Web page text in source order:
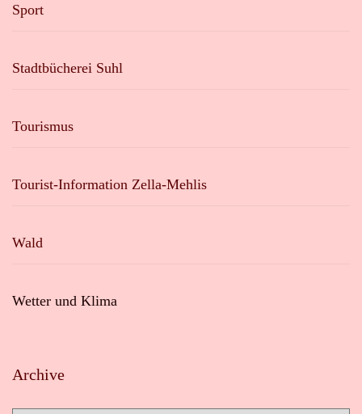
Sport
Stadtbücherei Suhl
Tourismus
Tourist-Information Zella-Mehlis
Wald
Wetter und Klima
Archive